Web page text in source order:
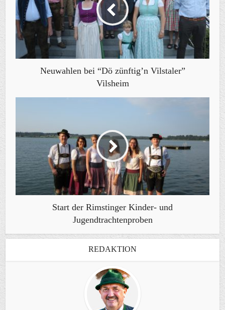
Neuwahlen bei “Dö zünftig’n Vilstaler”
Vilsheim
Start der Rimstinger Kinder- und
Jugendtrachtenproben
REDAKTION